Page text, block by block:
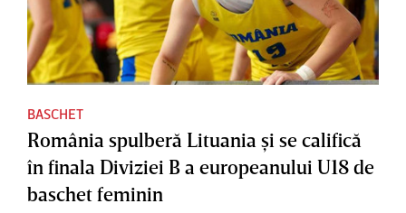
BASCHET
România spulberă Lituania şi se califică
în finala Diviziei B a europeanului U18 de
baschet feminin